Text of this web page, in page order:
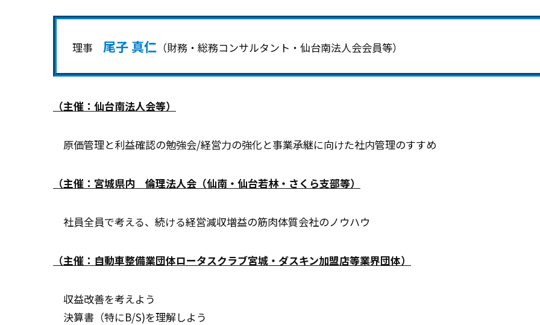
理事 尾子 真仁（財務・総務コンサルタント・仙台南法人会会員等）
（主催：仙台南法人会等）
原価管理と利益確認の勉強会/経営力の強化と事業承継に向けた社内管理のすすめ
（主催：宮城県内 倫理法人会（仙南・仙台若林・さくら支部等）
社員全員で考える、続ける経営減収増益の筋肉体質会社のノウハウ
（主催：自動車整備業団体ロータスクラブ宮城・ダスキン加盟店等業界団体）
収益改善を考えよう
決算書（特にB/S)を理解しよう